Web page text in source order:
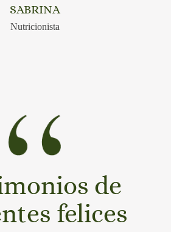
SABRINA
Nutricionista
de
felices